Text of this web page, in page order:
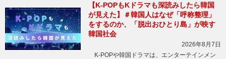
【K-POPもKドラマも深読みしたら韓国
が見えた】＃韓国人はなぜ「呼称整理」
をするのか、「脱出おひとり島」が映す
韓国社会
2026年8月7日
K-POPや韓国ドラマは、エンターテインメン